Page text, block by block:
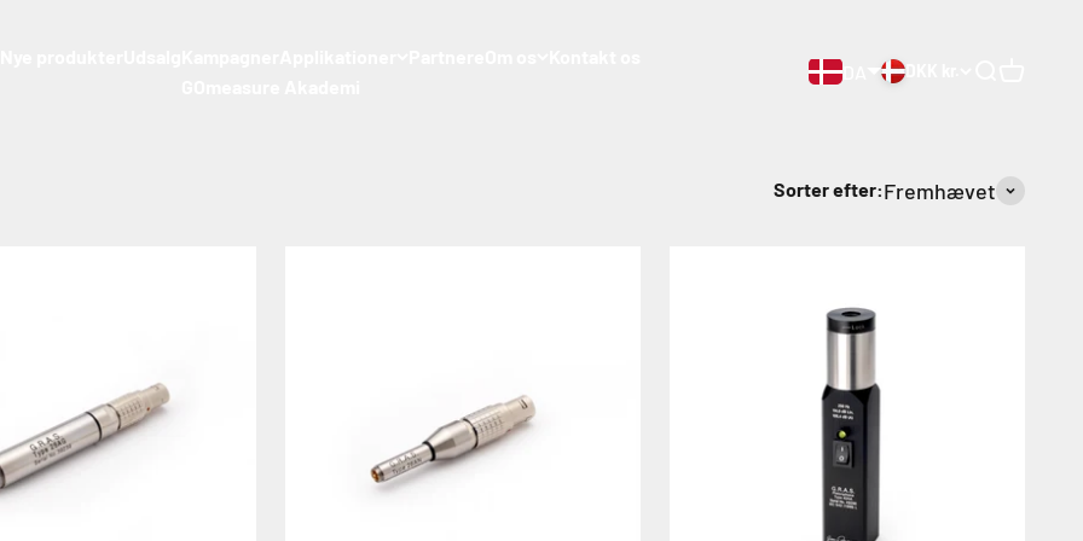
DA DKK kr.
Sorter efter:Fremhævet